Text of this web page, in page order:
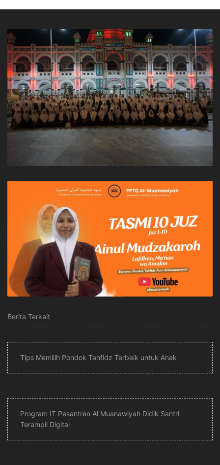
Berita Terkait
Tips Memilih Pondok Tahfidz Terbaik untuk Anak
Program IT Pesantren Al Muanawiyah Didik Santri
Terampil Digital